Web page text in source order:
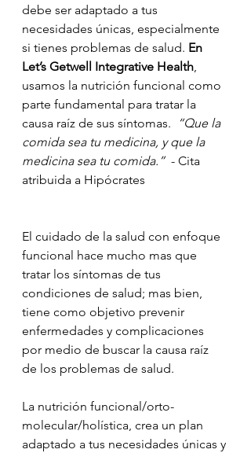
debe ser adaptado a tus
necesidades únicas, especialmente
si tienes problemas de salud. En
Let’s Getwell Integrative Health,
usamos la nutrición funcional como
parte fundamental para tratar la
causa raíz de sus síntomas.
“Que la
comida sea tu medicina, y que la
medicina sea tu comida.” - Cita
atribuida a Hipócrates
El cuidado de la salud con enfoque
funcional hace mucho mas que
tratar los síntomas de tus
condiciones de salud; mas bien,
tiene como objetivo prevenir
enfermedades y complicaciones
por medio de buscar la causa raíz
de los problemas de salud.
La nutrición funcional/orto-
molecular/holística, crea un plan
adaptado a tus necesidades únicas y